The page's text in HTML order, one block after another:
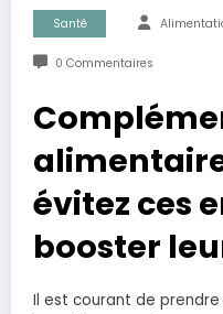
Santé
0 Commentaires
évitez ces
booster
Il est courant de